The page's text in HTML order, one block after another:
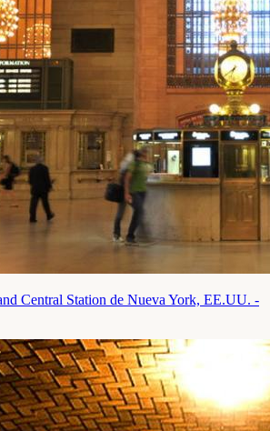
Central Station de Nueva York, EE.UU. -